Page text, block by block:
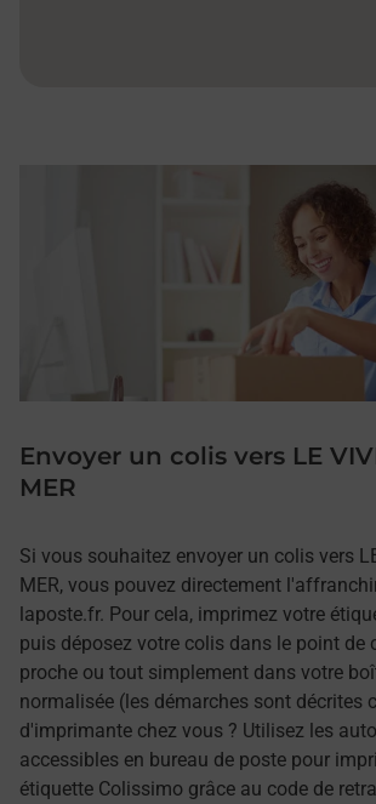
Envoyer un colis vers LE
MER
Si vous souhaitez envoyer un colis vers
MER, vous pouvez directement
laposte.fr. Pour cela, imprimez votre
puis déposez votre colis dans le point de
proche ou tout simplement dans votre
normalisée (les démarches sont décrites
d'imprimante chez vous ? Utilisez les
accessibles en bureau de poste pour
étiquette Colissimo grâce au code de